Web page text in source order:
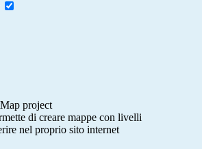
project
di creare mappe con livelli
nel proprio sito internet